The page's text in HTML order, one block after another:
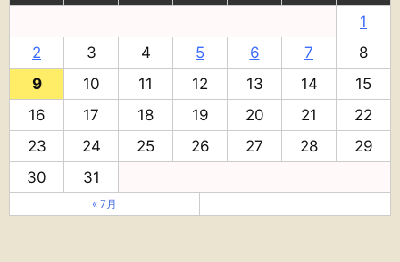
1
2
3 4 5 6 7
8
9
10 11 12 13 14
15
16
17 18 19 20 21
22
23
24 25 26 27 28
29
30
31
« 7月